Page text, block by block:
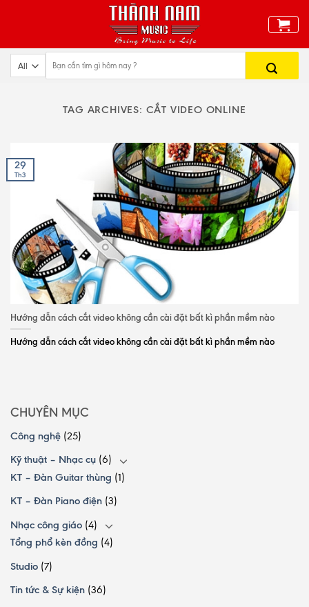
TAG ARCHIVES: CẮT VIDEO ONLINE
Hướng dẫn cách cắt video không cần cài đặt bất kì phần mềm nào
Hướng dẫn cách cắt video không cần cài đặt bất kì phần mềm nào
29
Th3
CHUYÊN MỤC
Công nghệ (25)
Kỹ thuật – Nhạc cụ (6)
KT – Đàn Guitar thùng (1)
KT – Đàn Piano điện (3)
Nhạc công giáo (4)
Tổng phổ kèn đồng (4)
Studio (7)
Tin tức & Sự kiện (36)